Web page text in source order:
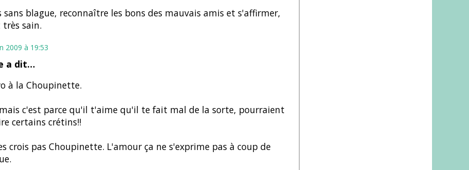
sans blague, reconnaître les bons des mauvais amis et s'affirmer,
très sain.
2009 à 19:53
a dit…
à la Choupinette.
c'est parce qu'il t'aime qu'il te fait mal de la sorte, pourraient
certains crétins!!
crois pas Choupinette. L'amour ça ne s'exprime pas à coup de